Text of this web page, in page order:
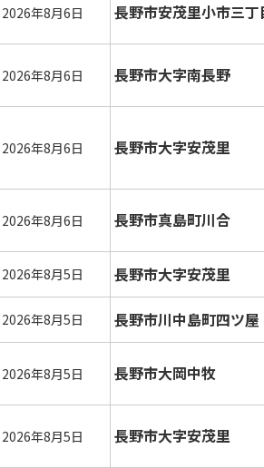
2026年8月6日 長野市安茂里小市三丁
2026年8月6日 長野市大字南長野
2026年8月6日 長野市大字安茂里
2026年8月6日 長野市真島町川合
2026年8月5日 長野市大字安茂里
2026年8月5日 長野市川中島町四ツ屋
2026年8月5日 長野市大岡中牧
2026年8月5日 長野市大字安茂里